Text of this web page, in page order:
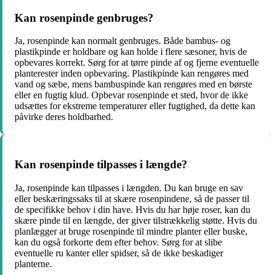
Kan rosenpinde genbruges?
Ja, rosenpinde kan normalt genbruges. Både bambus- og
plastikpinde er holdbare og kan holde i flere sæsoner, hvis de
opbevares korrekt. Sørg for at tørre pinde af og fjerne eventuelle
planterester inden opbevaring. Plastikpinde kan rengøres med
vand og sæbe, mens bambuspinde kan rengøres med en børste
eller en fugtig klud. Opbevar rosenpinde et sted, hvor de ikke
udsættes for ekstreme temperaturer eller fugtighed, da dette kan
påvirke deres holdbarhed.
Kan rosenpinde tilpasses i længde?
Ja, rosenpinde kan tilpasses i længden. Du kan bruge en sav
eller beskæringssaks til at skære rosenpindene, så de passer til
de specifikke behov i din have. Hvis du har høje roser, kan du
skære pinde til en længde, der giver tilstrækkelig støtte. Hvis du
planlægger at bruge rosenpinde til mindre planter eller buske,
kan du også forkorte dem efter behov. Sørg for at slibe
eventuelle ru kanter eller spidser, så de ikke beskadiger
planterne.